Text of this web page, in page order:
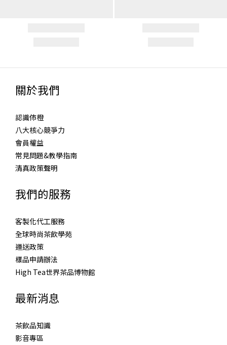
關於我們
認識伂橙
八大核心競爭力
會員權益
常見問題&教學指南
清真政策聲明
我們的服務
客製化代工服務
全球時尚茶飲學苑
運送政策
樣品申請辦法
High Tea世界茶品博物館
最新消息
茶飲品知識
影音專區